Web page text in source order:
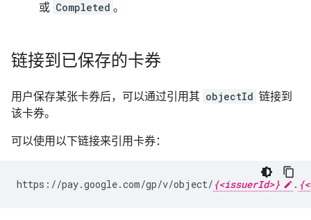
或 Completed 。
链接到已保存的卡券
用户保存某张卡券后，可以通过引用其 objectId 链接到
该卡券。
可以使用以下链接来引用卡券：
https://pay.google.com/gp/v/object/ {<issuerId>} .